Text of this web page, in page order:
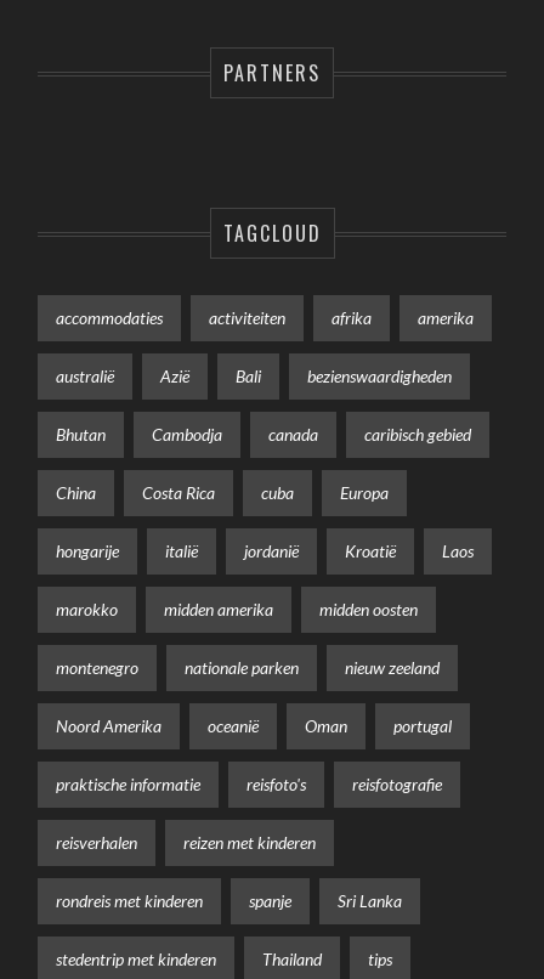
PARTNERS
TAGCLOUD
accommodaties activiteiten afrika amerika
australië Azië Bali bezienswaardigheden
Bhutan Cambodja canada caribisch gebied
China Costa Rica cuba Europa
hongarije italië jordanië Kroatië Laos
marokko midden amerika midden oosten
montenegro nationale parken nieuw zeeland
Noord Amerika oceanië Oman portugal
praktische informatie reisfoto's reisfotografie
reisverhalen reizen met kinderen
rondreis met kinderen spanje Sri Lanka
stedentrip met kinderen Thailand tips